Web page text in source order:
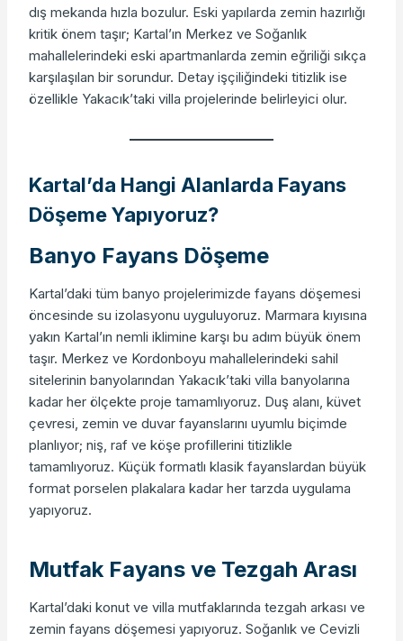
dış mekanda hızla bozulur. Eski yapılarda zemin hazırlığı
kritik önem taşır; Kartal’ın Merkez ve Soğanlık
mahallelerindeki eski apartmanlarda zemin eğriliği sıkça
karşılaşılan bir sorundur. Detay işçiliğindeki titizlik ise
özellikle Yakacık’taki villa projelerinde belirleyici olur.
Kartal’da Hangi Alanlarda Fayans
Döşeme Yapıyoruz?
Banyo Fayans Döşeme
Kartal’daki tüm banyo projelerimizde fayans döşemesi
öncesinde su izolasyonu uyguluyoruz. Marmara kıyısına
yakın Kartal’ın nemli iklimine karşı bu adım büyük önem
taşır. Merkez ve Kordonboyu mahallelerindeki sahil
sitelerinin banyolarından Yakacık’taki villa banyolarına
kadar her ölçekte proje tamamlıyoruz. Duş alanı, küvet
çevresi, zemin ve duvar fayanslarını uyumlu biçimde
planlıyor; niş, raf ve köşe profillerini titizlikle
tamamlıyoruz. Küçük formatlı klasik fayanslardan büyük
format porselen plakalara kadar her tarzda uygulama
yapıyoruz.
Mutfak Fayans ve Tezgah Arası
Kartal’daki konut ve villa mutfaklarında tezgah arkası ve
zemin fayans döşemesi yapıyoruz. Soğanlık ve Cevizli